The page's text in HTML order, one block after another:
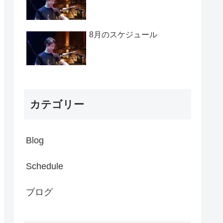
8月のスケジュール
カテゴリー
Blog
Schedule
ブログ